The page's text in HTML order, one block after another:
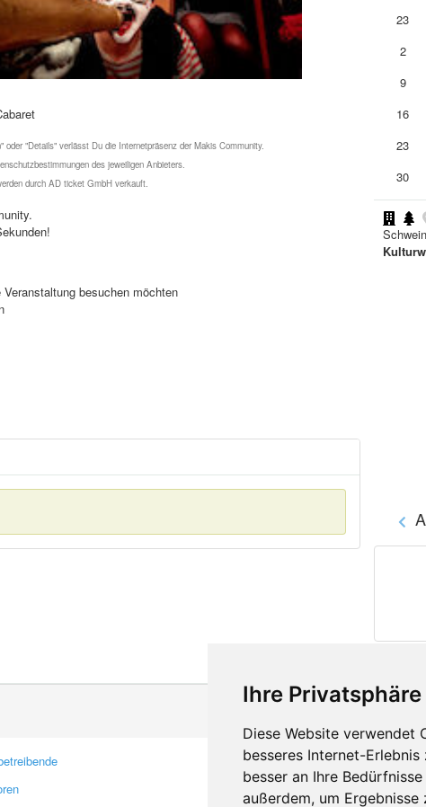
Ihre
Diese Website verwendet
besseres Internet-
besser an Ihre
außerdem, um
oder "Details" verlässt Du die Internetpräsenz der Makis Community.
des jeweiligen Anbieters.
durch AD ticket GmbH verkauft.
besuchen möchten
23
2
9
16
23
30
Kontakt
Feedback